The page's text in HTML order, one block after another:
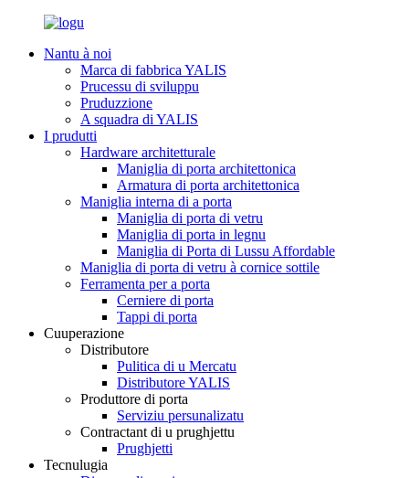
Nantu à noi
Marca di fabbrica YALIS
Prucessu di sviluppu
Pruduzzione
A squadra di YALIS
I prudutti
Hardware architetturale
Maniglia di porta architettonica
Armatura di porta architettonica
Maniglia interna di a porta
Maniglia di porta di vetru
Maniglia di porta in legnu
Maniglia di Porta di Lussu Affordable
Maniglia di porta di vetru à cornice sottile
Ferramenta per a porta
Cerniere di porta
Tappi di porta
Cuuperazione
Distributore
Pulitica di u Mercatu
Distributore YALIS
Produttore di porta
Serviziu persunalizatu
Contractant di u prughjettu
Prughjetti
Tecnulugia